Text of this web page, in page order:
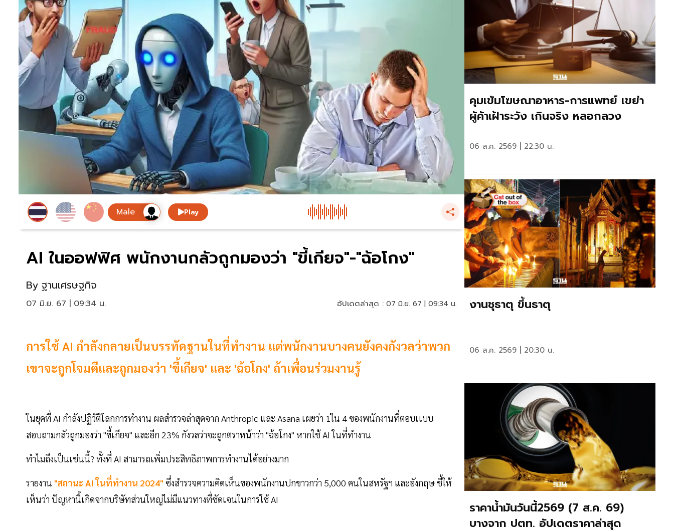
Play
AI ในออฟฟิศ พนักงานกลัวถูกมองว่า "ขี้เกียจ"-"ฉ้อโกง"
By ฐานเศรษฐกิจ
07 มิ.ย. 67 | 09:34 น. อัปเดตล่าสุด : 07 มิ.ย. 67 | 09:34 น.
การใช้ AI กำลังกลายเป็นบรรทัดฐานในที่ทำงาน แต่พนักงานบางคนยังคงกังวลว่าพวก
เขาจะถูกโจมตีเเละถูกมองว่า 'ขี้เกียจ' และ 'ฉ้อโกง' ถ้าเพื่อนร่วมงานรู้
ในยุคที่ AI กำลังปฏิวัติโลกการทำงาน ผลสำรวจล่าสุดจาก Anthropic และ Asana เผยว่า 1ใน 4 ของพนักงานที่ตอบเเบบ
สอบถามกลัวถูกมองว่า "ขี้เกียจ" และอีก 23% กังวลว่าจะถูกตราหน้าว่า "ฉ้อโกง" หากใช้ AI ในที่ทำงาน
ทำไมถึงเป็นเช่นนี้? ทั้งที่ AI สามารถเพิ่มประสิทธิภาพการทำงานได้อย่างมาก
รายงาน "สถานะ AI ในที่ทำงาน 2024" ซึ่งสำรวจความคิดเห็นของพนักงานปกขาวกว่า 5,000 คนในสหรัฐฯ และอังกฤษ ชี้ให้
เห็นว่า ปัญหานี้เกิดจากบริษัทส่วนใหญ่ไม่มีแนวทางที่ชัดเจนในการใช้ AI
คุมเข้มโฆษณาอาหาร-การแพทย์ เขย่า
ผู้ค้าเฝ้าระวัง เกินจริง หลอกลวง
06 ส.ค. 2569 | 22:30 น.
งานชุธาตุ ขึ้นธาตุ
06 ส.ค. 2569 | 20:30 น.
ราคาน้ำมันวันนี้2569 (7 ส.ค. 69)
บางจาก ปตท. อัปเดตราคาล่าสุด